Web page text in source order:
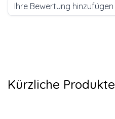
Ihre Bewertung hinzufügen
Kürzliche Produkte